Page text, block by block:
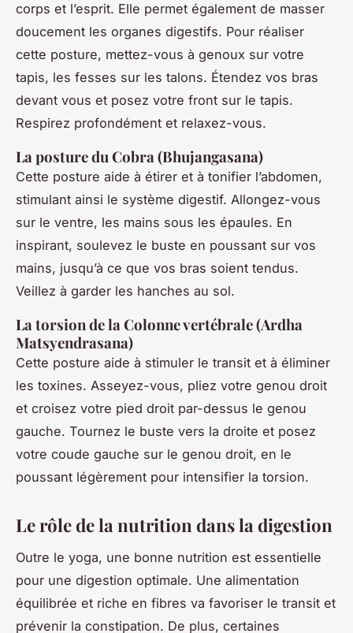
corps et l’esprit. Elle permet également de masser
doucement les organes digestifs. Pour réaliser
cette posture, mettez-vous à genoux sur votre
tapis, les fesses sur les talons. Étendez vos bras
devant vous et posez votre front sur le tapis.
Respirez profondément et relaxez-vous.
La posture du Cobra (Bhujangasana)
Cette posture aide à étirer et à tonifier l’abdomen,
stimulant ainsi le système digestif. Allongez-vous
sur le ventre, les mains sous les épaules. En
inspirant, soulevez le buste en poussant sur vos
mains, jusqu’à ce que vos bras soient tendus.
Veillez à garder les hanches au sol.
La torsion de la Colonne vertébrale (Ardha
Matsyendrasana)
Cette posture aide à stimuler le transit et à éliminer
les toxines. Asseyez-vous, pliez votre genou droit
et croisez votre pied droit par-dessus le genou
gauche. Tournez le buste vers la droite et posez
votre coude gauche sur le genou droit, en le
poussant légèrement pour intensifier la torsion.
Le rôle de la nutrition dans la digestion
Outre le yoga, une bonne nutrition est essentielle
pour une digestion optimale. Une alimentation
équilibrée et riche en fibres va favoriser le transit et
prévenir la constipation. De plus, certaines